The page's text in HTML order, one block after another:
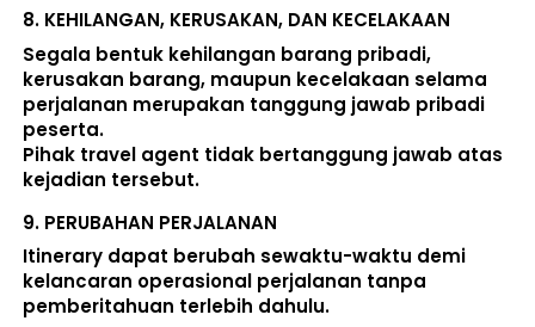
8. KEHILANGAN, KERUSAKAN, DAN KECELAKAAN
Segala bentuk kehilangan barang pribadi,
kerusakan barang, maupun kecelakaan selama
perjalanan merupakan tanggung jawab pribadi
peserta.
Pihak travel agent tidak bertanggung jawab atas
kejadian tersebut.
9. PERUBAHAN PERJALANAN
Itinerary dapat berubah sewaktu-waktu demi
kelancaran operasional perjalanan tanpa
pemberitahuan terlebih dahulu.